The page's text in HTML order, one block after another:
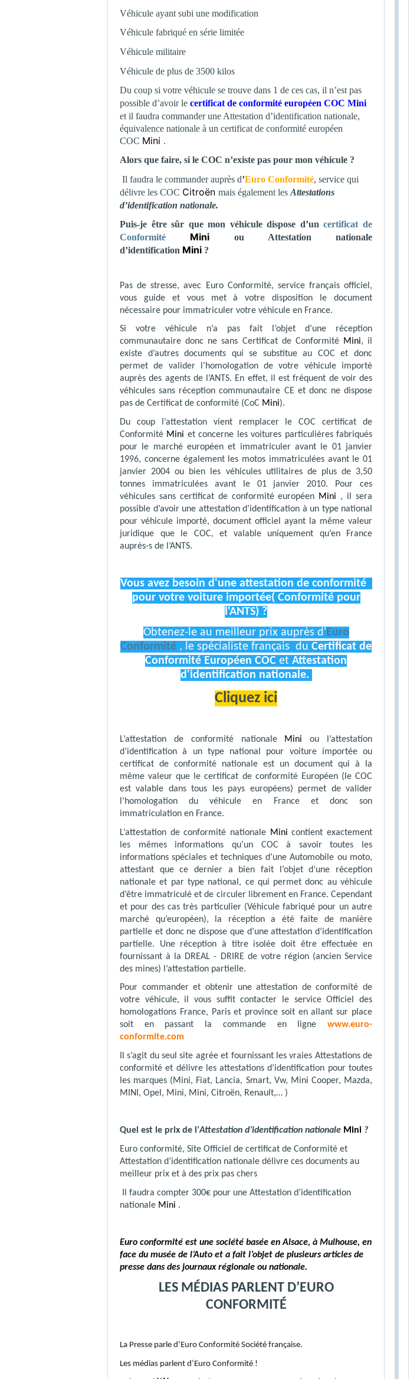
Véhicule ayant subi une modification
Véhicule fabriqué en série limitée
Véhicule militaire
Véhicule de plus de 3500 kilos
Du coup si votre véhicule se trouve dans 1 de ces cas, il n’est pas
possible d’avoir le certificat de conformité européen COC Mini
et il faudra commander une Attestation d’identification nationale,
équivalence nationale à un certificat de conformité européen
COC Mini .
Alors que faire, si le COC n’existe pas pour mon véhicule ?
Il faudra le commander auprès d’Euro Conformité, service qui
délivre les COC Citroën mais également les Attestations
d’identification nationale.
Puis-je être sûr que mon véhicule dispose d’uncertificat de
Conformité Mini
ou Attestation nationale
d’identification Mini ?
Pas de stresse, avec Euro Conformité, service français officiel,
vous guide et vous met à votre disposition le document
nécessaire pour immatriculer votre véhicule en France.
Si votre véhicule n’a pas fait l’objet d’une réception
communautaire donc ne sans Certificat de Conformité Mini, il
existe d’autres documents qui se substitue au COC et donc
permet de valider l’homologation de votre véhicule importé
auprès des agents de l’ANTS. En effet, il est fréquent de voir des
véhicules sans réception communautaire CE et donc ne dispose
pas de Certificat de conformité (CoC Mini).
Du coup l’attestation vient remplacer le COC certificat de
Conformité Mini et concerne les voitures particulières fabriqués
pour le marché européen et immatriculer avant le 01 janvier
1996, concerne également les motos immatriculées avant le 01
janvier 2004 ou bien les véhicules utilitaires de plus de 3,50
tonnes immatriculées avant le 01 janvier 2010. Pour ces
véhicules sans certificat de conformité européen Mini , il sera
possible d’avoir une attestation d’identification à un type national
pour véhicule importé, document officiel ayant la même valeur
juridique que le COC, et valable uniquement qu’en France
auprès-s de l’ANTS.
Vous avez besoin d'une attestation de conformité
pour votre voiture importée( Conformité pour
l'ANTS) ?
Obtenez-le au meilleur prix auprès d'Euro
Conformité , le spécialiste français du Certificat de
Conformité Européen COC et Attestation
d'identification nationale.
Cliquez ici
L’attestation de conformité nationale Miniou l’attestation
d’identification à un type national pour voiture importée ou
certificat de conformité nationale est un document qui à la
même valeur que le certificat de conformité Européen (le COC
est valable dans tous les pays européens) permet de valider
l’homologation du véhicule en France et donc son
immatriculation en France.
L’attestation de conformité nationale Mini contient exactement
les mêmes informations qu’un COC à savoir toutes les
informations spéciales et techniques d’une Automobile ou moto,
attestant que ce dernier a bien fait l’objet d’une réception
nationale et par type national, ce qui permet donc au véhicule
d’être immatriculé et de circuler librement en France. Cependant
et pour des cas très particulier (Véhicule fabriqué pour un autre
marché qu’européen), la réception a été faite de manière
partielle et donc ne dispose que d’une attestation d’identification
partielle. Une réception à titre isolée doit être effectuée en
fournissant à la DREAL - DRIRE de votre région (ancien Service
des mines) l’attestation partielle.
Pour commander et obtenir une attestation de conformité de
votre véhicule, il vous suffit contacter le service Officiel des
homologations France, Paris et province soit en allant sur place
soit en passant la commande en ligne www.euro-
conformite.com
Il s’agit du seul site agrée et fournissant les vraies Attestations de
conformité et délivre les attestations d’identification pour toutes
les marques (Mini, Fiat, Lancia, Smart, Vw, Mini Cooper, Mazda,
MINI, Opel, Mini, Mini, Citroën, Renault,… )
Quel est le prix de l’Attestation d’identification nationale Mini ?
Euro conformité, Site Officiel de certificat de Conformité et
Attestation d’identification nationale délivre ces documents au
meilleur prix et à des prix pas chers
Il faudra compter 300€ pour une Attestation d’identification
nationale Mini .
Euro conformité est une société basée en Alsace, à Mulhouse, en
face du musée de l’Auto et a fait l’objet de plusieurs articles de
presse dans des journaux régionale ou nationale.
LES MÉDIAS PARLENT D’EURO
CONFORMITÉ
La Presse parle d’Euro Conformité Société française.
Les médias parlent d’Euro Conformité !